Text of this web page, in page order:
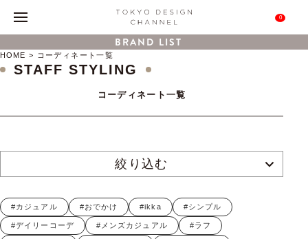
0
BRAND LIST
HOME コーディネート一覧
STAFF STYLING
コーディネート一覧
絞り込む
#カジュアル #おでかけ #ikka #シンプル
#デイリーコーデ #メンズカジュアル #ラフ